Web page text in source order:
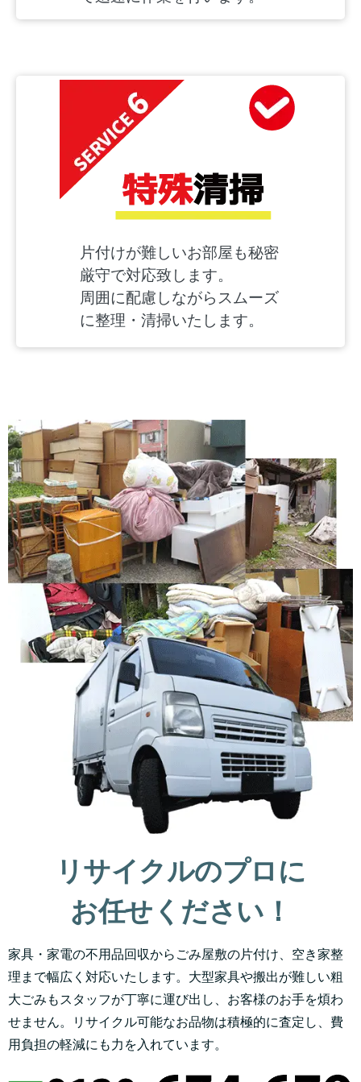
片付けが難しいお部屋も秘密
厳守で対応致します。
周囲に配慮しながらスムーズ
に整理・清掃いたします。
リサイクルのプロに
お任せください！
家具・家電の不用品回収からごみ屋敷の片付け、空き家整
理まで幅広く対応いたします。大型家具や搬出が難しい粗
大ごみもスタッフが丁寧に運び出し、お客様のお手を煩わ
せません。リサイクル可能なお品物は積極的に査定し、費
用負担の軽減にも力を入れています。